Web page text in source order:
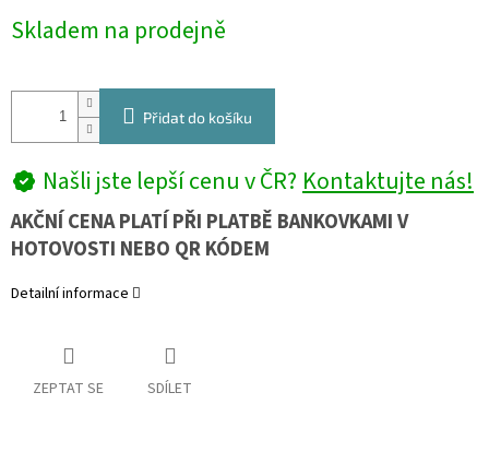
cena:
Skladem na prodejně
Přidat do košíku
Našli jste lepší cenu v ČR?Kontaktujte nás!
AKČNÍ CENA PLATÍ PŘI PLATBĚ BANKOVKAMI V
HOTOVOSTI NEBO QR KÓDEM
Detailní informace
ZEPTAT SE SDÍLET